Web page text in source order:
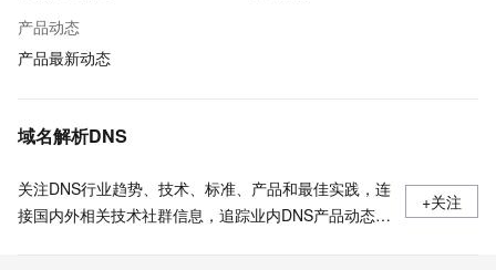
产品动态
产品最新动态
域名解析DNS
关注DNS行业趋势、技术、标准、产品和最佳实践，连
接国内外相关技术社群信息，追踪业内DNS产品动态，
+关注